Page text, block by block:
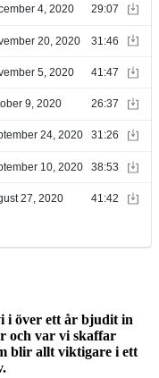
i över ett år bjudit in
och var vi skaffar
blir allt viktigare i ett